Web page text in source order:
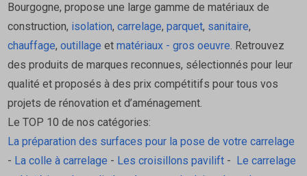
Bourgogne, propose une large gamme de matériaux de
construction, isolation, carrelage, parquet, sanitaire,
chauffage, outillage et matériaux - gros oeuvre. Retrouvez
des produits de marques reconnues, sélectionnés pour leur
qualité et proposés à des prix compétitifs pour tous vos
projets de rénovation et d’aménagement.
Le TOP 10 de nos catégories:
La préparation des surfaces pour la pose de votre carrelage
- La colle à carrelage - Les croisillons pavilift-
Le carrelage